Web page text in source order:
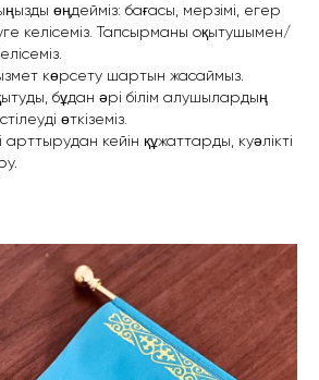
өңдейміз: бағасы, мерзімі, егер
келісеміз. Тапсырманы оқытушымен/
көрсету шартын жасаймыз.
бұдан әрі білім алушылардың
өткіземіз.
арттырудан кейін құжаттарды, куәлікті